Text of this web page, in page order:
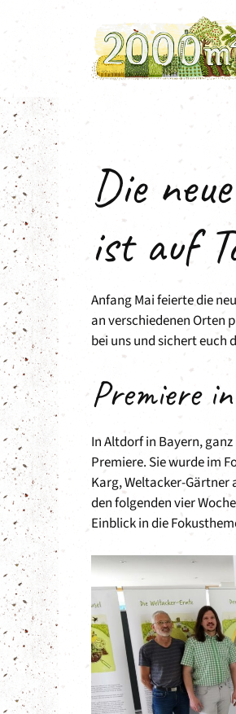
Die
ist auf
Anfang Mai feierte die
an verschiedenen Orten
bei uns und sichert euch
Premiere
In Altdorf in Bayern,
Premiere. Sie wurde im
Karg, Weltacker-Gärtner
den folgenden vier
Einblick in die